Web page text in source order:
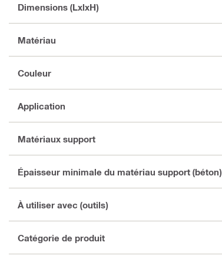
Dimensions (LxlxH)
Matériau
Couleur
Application
Matériaux support
Épaisseur minimale du matériau support (béton)
À utiliser avec (outils)
Catégorie de produit